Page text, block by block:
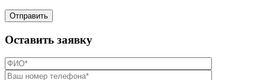
Отправить
Оставить заявку